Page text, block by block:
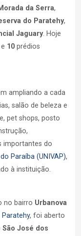
da Serra,
do Paratehy,
Jaguary. Hoje
10 prédios
ampliando a cada
salão de beleza e
pet shops, posto
importantes do
Paraíba (UNIVAP),
à instituição.
no bairro Urbanova
Paratehy, foi aberto
São José dos